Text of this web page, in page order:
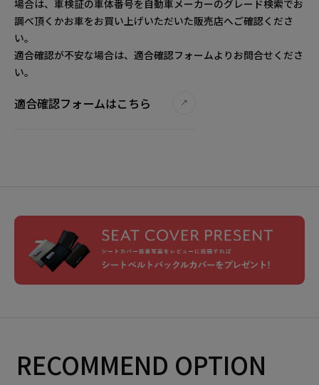
場合は、車検証の車体番号を自動車メーカーのグレード検索でお
調べ頂くかお車をお買い上げいただいた販売店へご確認くださ
い。
適合確認が不安な場合は、適合確認フォームよりお問合せくださ
い。
適合確認フォームはこちら
RECOMMEND OPTION